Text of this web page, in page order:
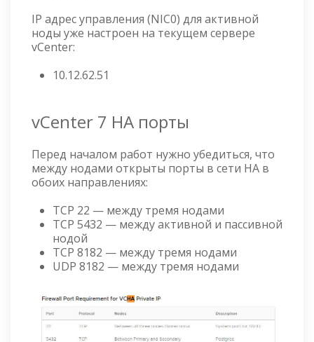
IP адрес управления (NIC0) для активной
ноды уже настроен на текущем сервере
vCenter:
10.12.62.51
vCenter 7 HA порты
Перед началом работ нужно убедиться, что
между нодами открыты порты в сети HA в
обоих направлениях:
TCP 22 — между тремя нодами
TCP 5432 — между активной и пассивной
нодой
TCP 8182 — между тремя нодами
UDP 8182 — между тремя нодами